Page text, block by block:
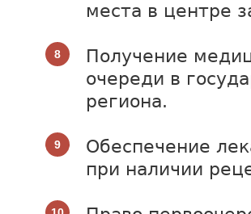
места в центре
Получение
очереди в
региона.
Обеспечение
при наличии